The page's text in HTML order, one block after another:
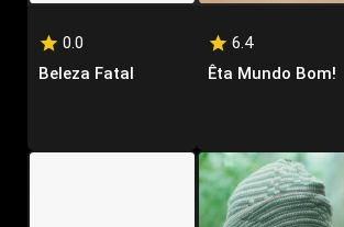
0.0
Beleza Fatal
6.4
Êta Mundo Bom!